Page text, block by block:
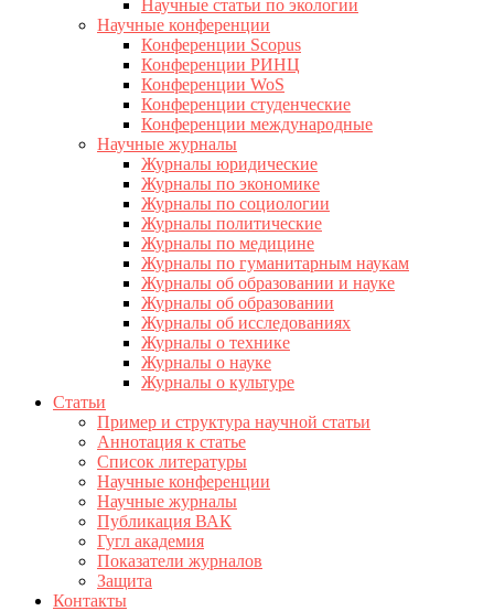
Научные статьи по экологии
Научные конференции
Конференции Scopus
Конференции РИНЦ
Конференции WoS
Конференции студенческие
Конференции международные
Научные журналы
Журналы юридические
Журналы по экономике
Журналы по социологии
Журналы политические
Журналы по медицине
Журналы по гуманитарным наукам
Журналы об образовании и науке
Журналы об образовании
Журналы об исследованиях
Журналы о технике
Журналы о науке
Журналы о культуре
Статьи
Пример и структура научной статьи
Аннотация к статье
Список литературы
Научные конференции
Научные журналы
Публикация ВАК
Гугл академия
Показатели журналов
Защита
Контакты